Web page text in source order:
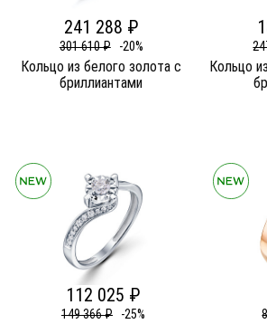
241 288 ₽
301 610 ₽ -20%
Кольцо из белого золота c
бриллиантами
Кольцо
112 025 ₽
149 366 ₽ -25%